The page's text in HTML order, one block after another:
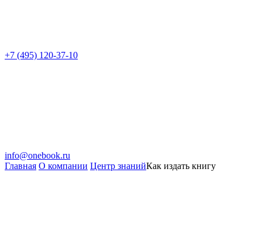
+7 (495) 120-37-10
info@onebook.ru
Главная О компании Центр знанийКак издать книгу